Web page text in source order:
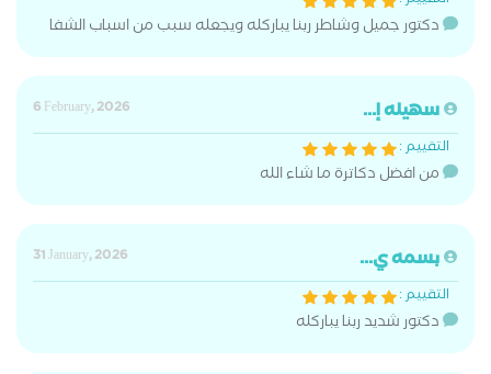
دكتور جميل وشاطر ربنا يباركله ويجعله سبب من اسباب الشفا
سهيله إ...
6 February, 2026
التقييم :
من افضل دكاترة ما شاء الله
بسمه ي...
31 January, 2026
التقييم :
دكتور شديد ربنا يباركله